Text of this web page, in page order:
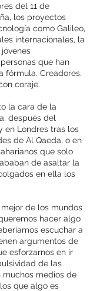
del 11 de
los proyectos
como Galileo,
internacionales, la
que han
fórmula. Creadores.
coraje.
la cara de la
después del
en Londres tras los
de Al Qaeda, o en
que solo
de asaltar la
en ella los
de los mundos
hacer algo
escuchar a
argumentos de
esforzarnos en ir
de las
muchos medios de
que algo es